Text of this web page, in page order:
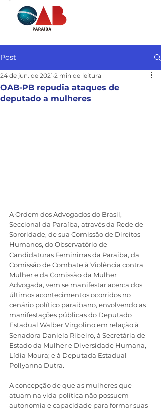
Post
OAB-PB repudia ataques de
deputado a mulheres
24 de jun. de 2021 2 min de leitura
A Ordem dos Advogados do Brasil,
Seccional da Paraíba, através da Rede de
Sororidade, de sua Comissão de Direitos
Humanos, do Observatório de
Candidaturas Femininas da Paraíba, da
Comissão de Combate à Violência contra
Mulher e da Comissão da Mulher
Advogada, vem se manifestar acerca dos
últimos acontecimentos ocorridos no
cenário político paraibano, envolvendo as
manifestações públicas do Deputado
Estadual Walber Virgolino em relação à
Senadora Daniela Ribeiro, à Secretária de
Estado da Mulher e Diversidade Humana,
Lídia Moura; e à Deputada Estadual
Pollyanna Dutra.
A concepção de que as mulheres que
atuam na vida política não possuem
autonomia e capacidade para formar suas